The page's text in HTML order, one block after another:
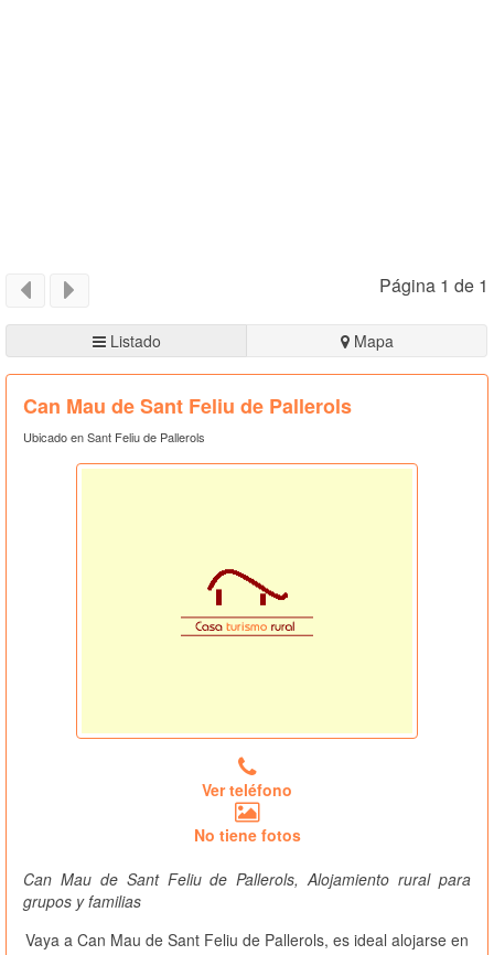
Página 1 de 1
Listado Mapa
Can Mau de Sant Feliu de Pallerols
Ubicado en Sant Feliu de Pallerols
Ver teléfono
No tiene fotos
Can Mau de Sant Feliu de Pallerols, Alojamiento rural para
grupos y familias
Vaya a Can Mau de Sant Feliu de Pallerols, es ideal alojarse en